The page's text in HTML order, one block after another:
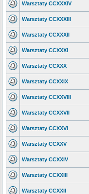
Warsztaty CCXXXIV
Warsztaty CCXXXIII
Warsztaty CCXXXII
Warsztaty CCXXXI
Warsztaty CCXXX
Warsztaty CCXXIX
Warsztaty CCXXVIII
Warsztaty CCXXVII
Warsztaty CCXXVI
Warsztaty CCXXV
Warsztaty CCXXIV
Warsztaty CCXXIII
Warsztaty CCXXII